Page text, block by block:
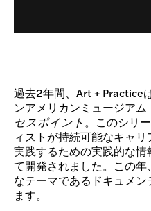
過去2年間、Art + Practice
ンアメリカンミュージアム
セスポイント。このシリ
ィストが持続可能なキャ
実践するための実践的な
て開発されました。この年
なテーマであるドキュメ
ます。